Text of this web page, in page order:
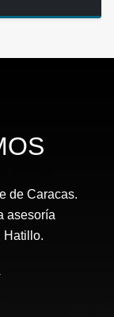
de Caracas.
asesoría
Hatillo.